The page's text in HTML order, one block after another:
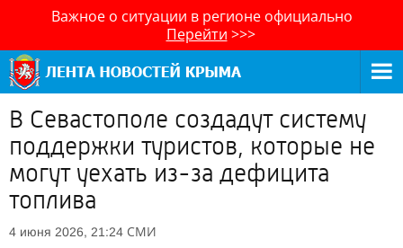
Важное о ситуации в регионе официально
Перейти >>>
В Севастополе создадут систему
поддержки туристов, которые не
могут уехать из-за дефицита
топлива
4 июня 2026, 21:24 СМИ